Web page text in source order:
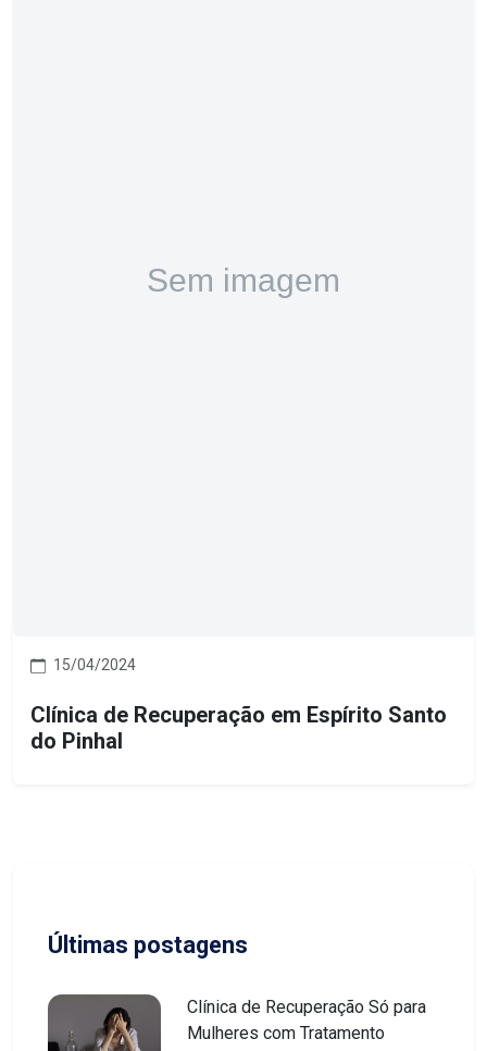
15/04/2024
Clínica de Recuperação em Espírito Santo
do Pinhal
Últimas postagens
Clínica de Recuperação Só para
Mulheres com Tratamento